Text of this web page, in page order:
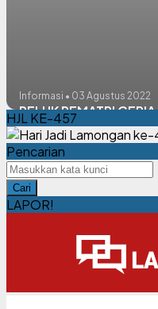
Informasi • 03 Agustus 2022
PELUK REMATRI CERIA
HJL KE-457
Pencarian
Cari
LAPOR!